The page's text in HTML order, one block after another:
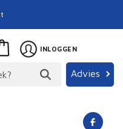
Advies
INLOGGEN